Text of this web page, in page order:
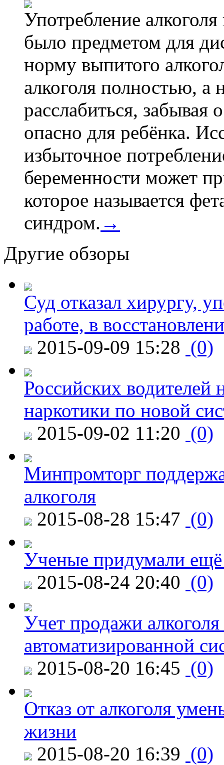
Употребление
было предметом для
норму выпитого
алкоголя полностью, а
расслабиться, забывая
опасно для ребёнка.
избыточное
беременности может
которое называется
синдром. →
Другие обзоры
Суд отказал хирургу,
работе, в
2015-09-09 15:28 (0)
Российских водителей
наркотики по новой
2015-09-02 11:20 (0)
Минпромторг
алкоголя
2015-08-28 15:47 (0)
Ученые придумали ещё
2015-08-24 20:40 (0)
Учет продажи
автоматизированной
2015-08-20 16:45 (0)
Отказ от алкоголя
жизни
2015-08-20 16:39 (0)